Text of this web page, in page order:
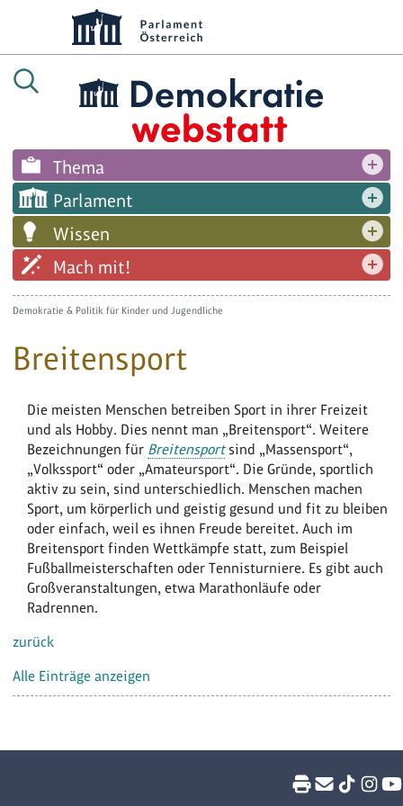
Thema
Parlament
Wissen
Mach mit!
Demokratie & Politik für Kinder und Jugendliche
Breitensport
Die meisten Menschen betreiben Sport in ihrer Freizeit
und als Hobby. Dies nennt man „Breitensport“. Weitere
Bezeichnungen für Breitensportsind „Massensport“,
„Volkssport“ oder „Amateursport“. Die Gründe, sportlich
aktiv zu sein, sind unterschiedlich. Menschen machen
Sport, um körperlich und geistig gesund und fit zu bleiben
oder einfach, weil es ihnen Freude bereitet. Auch im
Breitensport finden Wettkämpfe statt, zum Beispiel
Fußballmeisterschaften oder Tennisturniere. Es gibt auch
Großveranstaltungen, etwa Marathonläufe oder
Radrennen.
zurück
Alle Einträge anzeigen